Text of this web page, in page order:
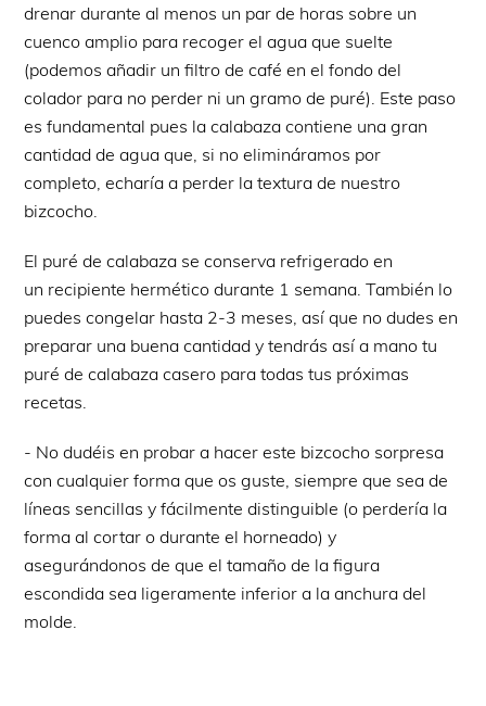
drenar durante al menos un par de horas sobre un
cuenco amplio para recoger el agua que suelte
(podemos añadir un filtro de café en el fondo del
colador para no perder ni un gramo de puré). Este paso
es fundamental pues la calabaza contiene una gran
cantidad de agua que, si no elimináramos por
completo, echaría a perder la textura de nuestro
bizcocho.
El puré de calabaza se conserva refrigerado en
un recipiente hermético durante 1 semana. También lo
puedes congelar hasta 2-3 meses, así que no dudes en
preparar una buena cantidad y tendrás así a mano tu
puré de calabaza casero para todas tus próximas
recetas.
- No dudéis en probar a hacer este bizcocho sorpresa
con cualquier forma que os guste, siempre que sea de
líneas sencillas y fácilmente distinguible (o perdería la
forma al cortar o durante el horneado) y
asegurándonos de que el tamaño de la figura
escondida sea ligeramente inferior a la anchura del
molde.